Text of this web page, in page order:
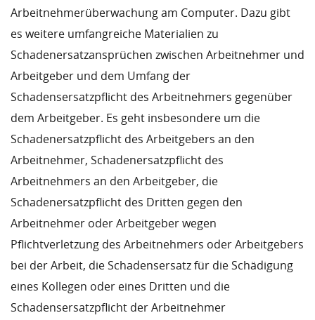
Arbeitnehmerüberwachung am Computer. Dazu gibt
es weitere umfangreiche Materialien zu
Schadenersatzansprüchen zwischen Arbeitnehmer und
Arbeitgeber und dem Umfang der
Schadensersatzpflicht des Arbeitnehmers gegenüber
dem Arbeitgeber. Es geht insbesondere um die
Schadenersatzpflicht des Arbeitgebers an den
Arbeitnehmer, Schadenersatzpflicht des
Arbeitnehmers an den Arbeitgeber, die
Schadenersatzpflicht des Dritten gegen den
Arbeitnehmer oder Arbeitgeber wegen
Pflichtverletzung des Arbeitnehmers oder Arbeitgebers
bei der Arbeit, die Schadensersatz für die Schädigung
eines Kollegen oder eines Dritten und die
Schadensersatzpflicht der Arbeitnehmer